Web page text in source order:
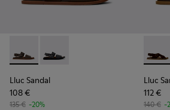
Lluc Sandal - K101092-002 -
Lluc Sandal - K101092-001 -
Lluc Sandal
108 €
135 € -20%
Lluc
Lluc
112 €
140 € -